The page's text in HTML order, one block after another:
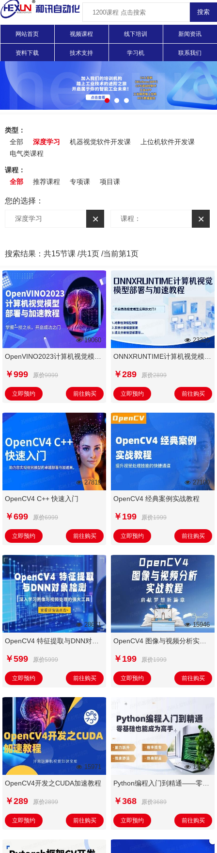
网站首页 视频课程 线下培训 新闻资讯
资料下载 技术支持 学习机 联系我们
类型：
全部
深度学习 机器视觉软件开发课
上位机软件开发课
电气类课程
课程：
全部
推荐课程 专项课 项目课
您的选择：
深度学习 课程：
搜索结果： 共15节课 /共1页 /当前第1页
19060
OpenVINO2023计算机视觉模型
￥999 原价9999
立即预约 前往购买
23325
ONNXRUNTIME计算机视觉模型
￥289 原价2899
立即预约 前往购买
27819
OpenCV4 C++ 快速入门
￥699 原价6999
立即预约 前往购买
27100
OpenCV4 经典案例实战教程
￥199 原价1999
立即预约 前往购买
28671
OpenCV4 特征提取与DNN对象
￥599 原价5999
立即预约 前往购买
15946
OpenCV4 图像与视频分析实战
￥199 原价1999
立即预约 前往购买
15971
OpenCV4开发之CUDA加速教程
￥289 原价2899
立即预约 前往购买
14884
Python编程入门到精通——零基
￥368 原价3689
立即预约 前往购买